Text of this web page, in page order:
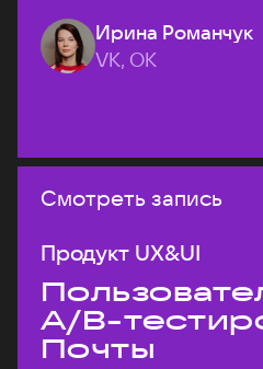
Ирина Романчук
VK, ОК
Смотреть запись
Продукт UX&UI
A/B-
Почты